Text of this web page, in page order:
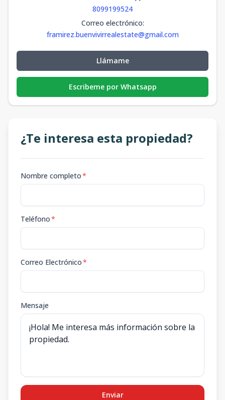
8099199524
Correo electrónico:
framirez.buenvivirrealestate@gmail.com
Llámame
Escribeme por Whatsapp
¿Te interesa esta propiedad?
Nombre completo*
Teléfono*
Correo Electrónico*
Mensaje
Enviar